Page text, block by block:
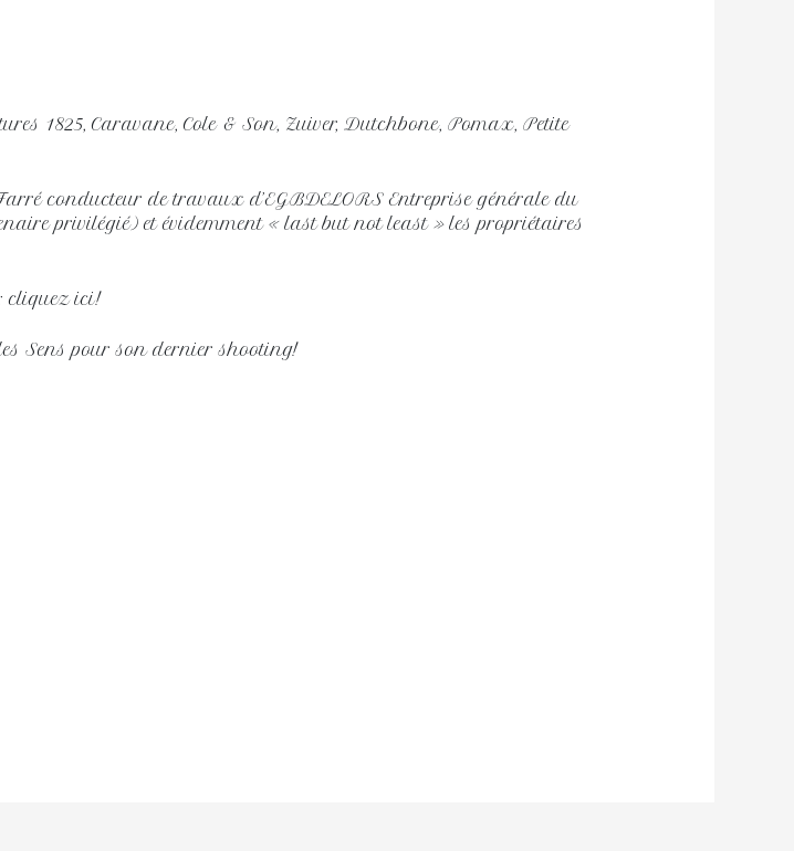
1825, Caravane, Cole & Son, Zuiver, Dutchbone, Pomax, Petite
conducteur de travaux d’EGBDELORS Entreprise générale du
privilégié) et évidemment « last but not least » les propriétaires
cliquez ici!
Sens pour son dernier shooting!